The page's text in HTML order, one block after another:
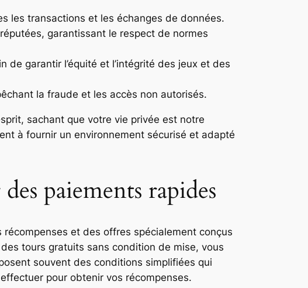
les transactions et les échanges de données.
garantissant le respect de normes
garantir l’équité et l’intégrité des jeux et des
la fraude et les accès non autorisés.
sachant que votre vie privée est notre
à fournir un environnement sécurisé et adapté
paiements rapides
et des offres spécialement conçus
tours gratuits sans condition de mise, vous
souvent des conditions simplifiées qui
pour obtenir vos récompenses.